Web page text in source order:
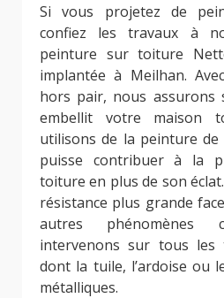
Si vous projetez de
confiez les travaux à
peinture sur toiture
implantée à Meilhan.
hors pair, nous assurons
embellit votre maison
utilisons de la peinture de
puisse contribuer à la
toiture en plus de son
résistance plus grande
autres phénomènes
intervenons sur tous les
dont la tuile, l’ardoise ou
métalliques.